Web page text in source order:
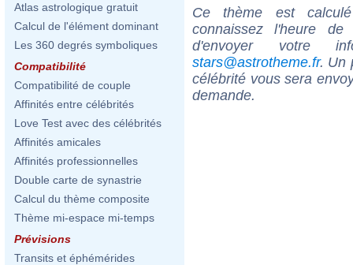
Atlas astrologique gratuit
Calcul de l'élément dominant
Les 360 degrés symboliques
Compatibilité
Compatibilité de couple
Affinités entre célébrités
Love Test avec des célébrités
Affinités amicales
Affinités professionnelles
Double carte de synastrie
Calcul du thème composite
Thème mi-espace mi-temps
Prévisions
Transits et éphémérides
Ce thème est
connaissez l'heure
d'envoyer votre
stars@astrotheme.fr. Un
célébrité vous sera
demande.